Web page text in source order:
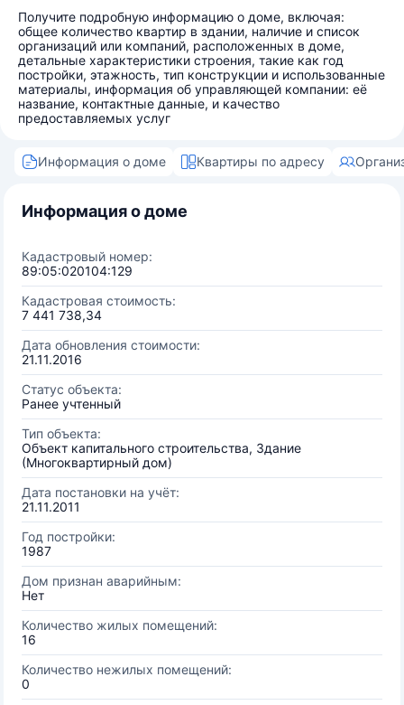
Получите подробную информацию о доме, включая:
общее количество квартир в здании, наличие и список
организаций или компаний, расположенных в доме,
детальные характеристики строения, такие как год
постройки, этажность, тип конструкции и использованные
материалы, информация об управляющей компании: её
название, контактные данные, и качество
предоставляемых услуг
Информация о доме Квартиры по адресу
Информация о доме
Кадастровый номер:
89:05:020104:129
Кадастровая стоимость:
7 441 738,34
Дата обновления стоимости:
21.11.2016
Статус объекта:
Ранее учтенный
Тип объекта:
Объект капитального строительства, Здание
(Многоквартирный дом)
Дата постановки на учёт:
21.11.2011
Год постройки:
1987
Дом признан аварийным:
Нет
Количество жилых помещений:
16
Количество нежилых помещений:
0